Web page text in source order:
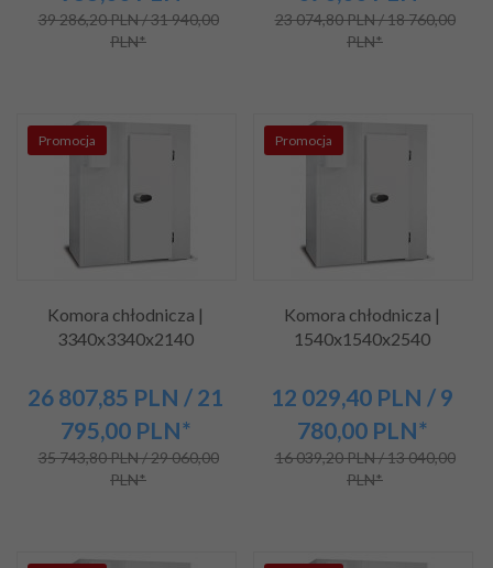
39 286,20 PLN / 31 940,00
PLN*
23 074,80 PLN / 18 760,00
PLN*
Promocja
Komora chłodnicza |
3340x3340x2140
26 807,85 PLN / 21
795,00 PLN*
35 743,80 PLN / 29 060,00
PLN*
Promocja
Komora chłodnicza |
1540x1540x2540
12 029,40 PLN / 9
780,00 PLN*
16 039,20 PLN / 13 040,00
PLN*